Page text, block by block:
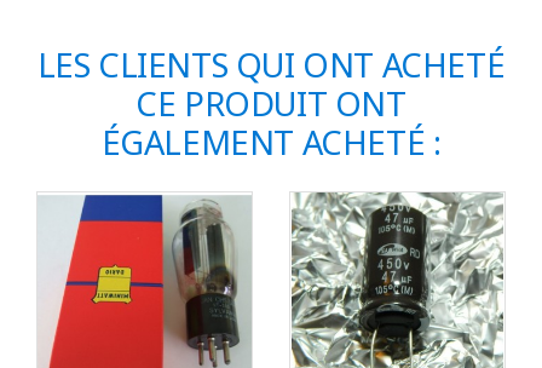
LES CLIENTS QUI ONT ACHETÉ
CE PRODUIT ONT
ÉGALEMENT ACHETÉ :